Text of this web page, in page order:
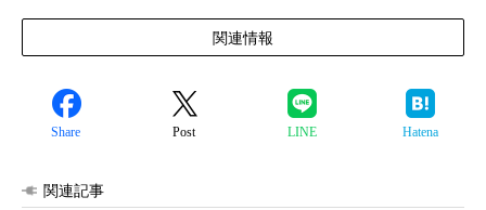
関連情報
Share Post LINE Hatena
関連記事